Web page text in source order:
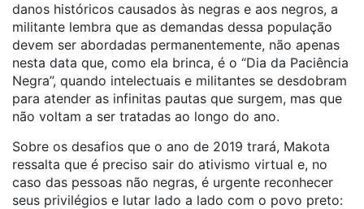
danos históricos causados às negras e aos negros, a
militante lembra que as demandas dessa população
devem ser abordadas permanentemente, não apenas
nesta data que, como ela brinca, é o “Dia da Paciência
Negra”, quando intelectuais e militantes se desdobram
para atender as infinitas pautas que surgem, mas que
não voltam a ser tratadas ao longo do ano.
Sobre os desafios que o ano de 2019 trará, Makota
ressalta que é preciso sair do ativismo virtual e, no
caso das pessoas não negras, é urgente reconhecer
seus privilégios e lutar lado a lado com o povo preto: